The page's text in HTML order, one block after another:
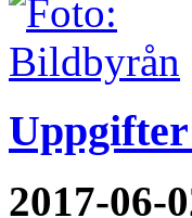
2017-06-